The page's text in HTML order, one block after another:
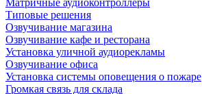
Матричные аудиоконтроллеры
Типовые решения
Озвучивание магазина
Озвучивание кафе и ресторана
Установка уличной аудиорекламы
Озвучивание офиса
Установка системы оповещения о пожаре
Громкая связь для склада